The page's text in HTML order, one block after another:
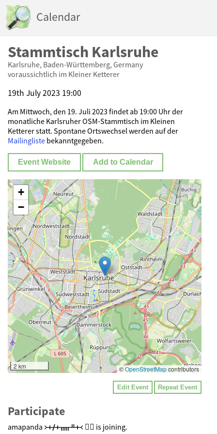
Calendar
Stammtisch Karlsruhe
Karlsruhe, Baden-Württemberg, Germany
voraussichtlich im Kleiner Ketterer
19th July 2023 19:00
Am Mittwoch, den 19. Juli 2023 findet ab 19:00 Uhr der
monatliche Karlsruher OSM-Stammtisch im Kleinen
Ketterer statt. Spontane Ortswechsel werden auf der
Mailingliste bekanntgegeben.
Event Website Add to Calendar
+
−
2 km ©OpenStreetMapcontributors
Edit Event Repeat Event
Participate
amapanda ᚛ᚐᚋᚐᚅᚇᚐ᚜ 🏳️‍🌈 is joining.